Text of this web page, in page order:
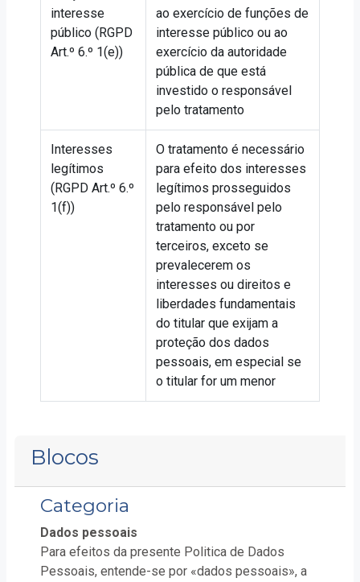
interesse
público (RGPD
Art.º 6.º 1(e))
ao exercício de funções de
interesse público ou ao
exercício da autoridade
pública de que está
investido o responsável
pelo tratamento
Interesses
legítimos
(RGPD Art.º 6.º
1(f))
O tratamento é necessário
para efeito dos interesses
legítimos prosseguidos
pelo responsável pelo
tratamento ou por
terceiros, exceto se
prevalecerem os
interesses ou direitos e
liberdades fundamentais
do titular que exijam a
proteção dos dados
pessoais, em especial se
o titular for um menor
Blocos
Categoria
Dados pessoais
Para efeitos da presente Politica de Dados
Pessoais, entende-se por «dados pessoais», a